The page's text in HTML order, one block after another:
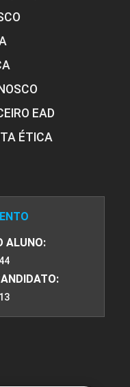
EAD
ÉTICA
ALUNO: